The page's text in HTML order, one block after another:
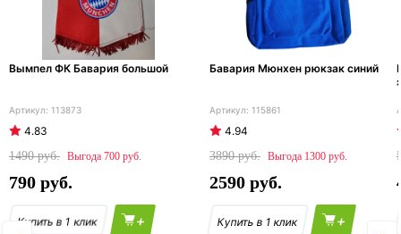
Вымпел ФК Бавария большой
113873
4.83
1490
700
790
+
Бавария Мюнхен рюкзак синий
115861
4.94
3890
1300
2590
+